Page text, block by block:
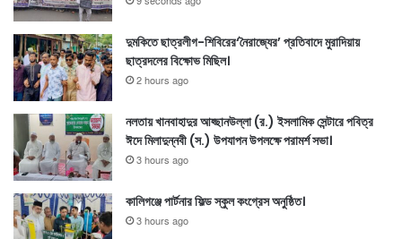
দুমকিতে ছাত্রলীগ-শিবিরের‘নৈরাজ্যের’ প্রতিবাদে মুরাদিয়ায়
ছাত্রদলের বিক্ষোভ মিছিল।
2 hours ago
নলতায় খানবাহাদুর আহ্ছানউল্লা (র.) ইসলামিক সেন্টারে পবিত্র
ঈদে মিলাদুন্নবী (স.) উপযাপন উপলক্ষে পরামর্শ সভা।
3 hours ago
কালিগঞ্জে পার্টনার ফিল্ড স্কুল কংগ্রেস অনুষ্ঠিত।
3 hours ago